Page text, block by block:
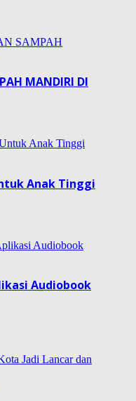
MANDIRI DI
Anak Tinggi
Audiobook
Jadi Lancar dan